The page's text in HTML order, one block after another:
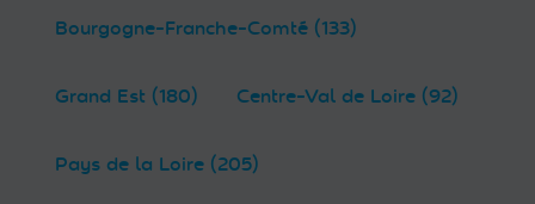
Bourgogne-Franche-Comté (133)
Grand Est (180) Centre-Val de Loire (92)
Pays de la Loire (205)